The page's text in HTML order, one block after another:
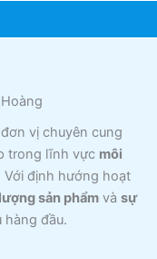
đơn vị chuyên cung
trong lĩnh vực môi
Với định hướng hoạt
sản phẩm và sự
hàng đầu.